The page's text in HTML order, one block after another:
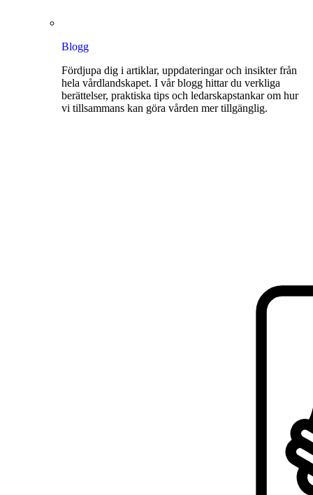
Blogg
Fördjupa dig i artiklar, uppdateringar och insikter från
hela vårdlandskapet. I vår blogg hittar du verkliga
berättelser, praktiska tips och ledarskapstankar om hur
vi tillsammans kan göra vården mer tillgänglig.